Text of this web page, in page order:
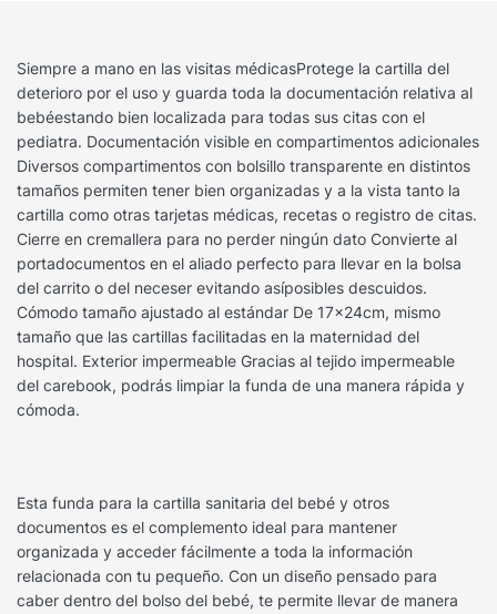
Siempre a mano en las visitas médicasProtege la cartilla del
deterioro por el uso y guarda toda la documentación relativa al
bebéestando bien localizada para todas sus citas con el
pediatra. Documentación visible en compartimentos adicionales
Diversos compartimentos con bolsillo transparente en distintos
tamaños permiten tener bien organizadas y a la vista tanto la
cartilla como otras tarjetas médicas, recetas o registro de citas.
Cierre en cremallera para no perder ningún dato Convierte al
portadocumentos en el aliado perfecto para llevar en la bolsa
del carrito o del neceser evitando asíposibles descuidos.
Cómodo tamaño ajustado al estándar De 17x24cm, mismo
tamaño que las cartillas facilitadas en la maternidad del
hospital. Exterior impermeable Gracias al tejido impermeable
del carebook, podrás limpiar la funda de una manera rápida y
cómoda.
Esta funda para la cartilla sanitaria del bebé y otros
documentos es el complemento ideal para mantener
organizada y acceder fácilmente a toda la información
relacionada con tu pequeño. Con un diseño pensado para
caber dentro del bolso del bebé, te permite llevar de manera